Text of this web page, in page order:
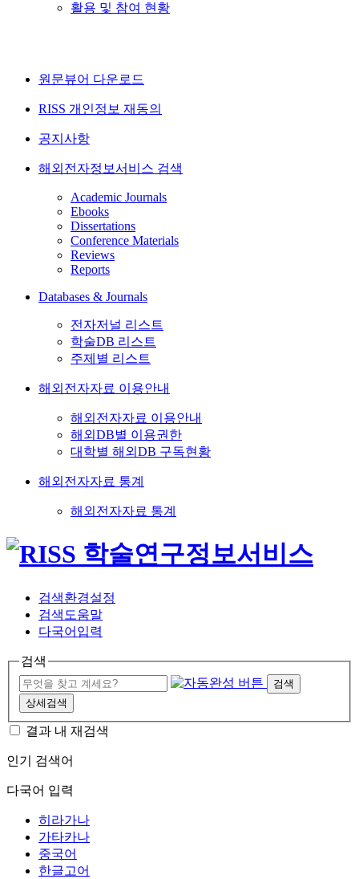
활용 및 참여 현황
원문뷰어 다운로드
RISS 개인정보 재동의
공지사항
해외전자정보서비스 검색
Academic Journals
Ebooks
Dissertations
Conference Materials
Reviews
Reports
Databases & Journals
전자저널 리스트
학술DB 리스트
주제별 리스트
해외전자자료 이용안내
해외전자자료 이용안내
해외DB별 이용권한
대학별 해외DB 구독현황
해외전자자료 통계
해외전자자료 통계
검색환경설정
검색도움말
다국어입력
검색
검색
상세검색
결과 내 재검색
인기 검색어
다국어 입력
히라가나
가타카나
중국어
한글고어